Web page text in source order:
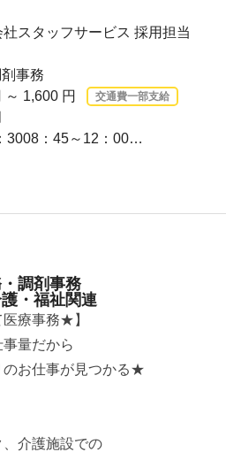
スタッフサービス 採用担当
事務
～ 1,600 円
交通費一部支給
3008：45～12：00…
調剤事務
・福祉関連
医療事務★】
量だから
のお仕事が見つかる★
介護施設での